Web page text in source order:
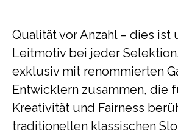
Qualität vor Anzahl – dies ist
Leitmotiv bei jeder
exklusiv mit renommierten
Entwicklern zusammen, die
Kreativität und Fairness
traditionellen klassischen